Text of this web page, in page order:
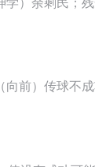
）余剩民；残
前）传球不